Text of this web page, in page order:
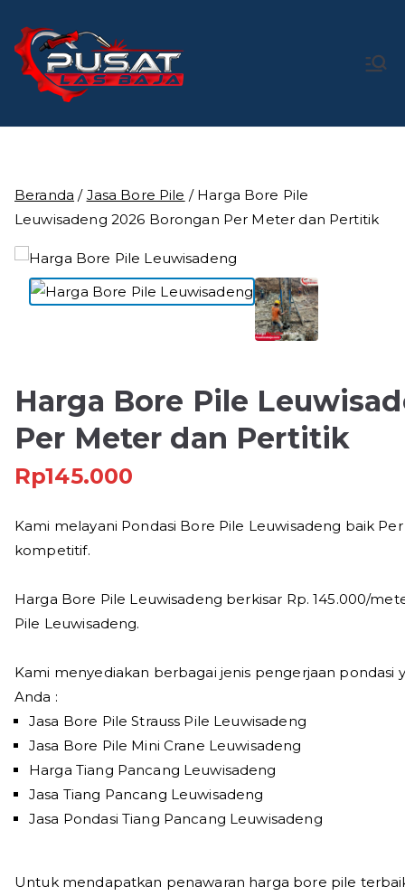
konten
Baja
Pusat Bengkel Las Profesional di Indonesia
Beranda / Jasa Bore Pile / Harga Bore Pile
Leuwisadeng 2026 Borongan Per Meter dan Pertitik
Harga Bore Pile
Per Meter dan Pertitik
Rp145.000
Kami melayani Pondasi Bore Pile Leuwisadeng baik
kompetitif.
Harga Bore Pile Leuwisadeng berkisar Rp. 145.000/
Pile Leuwisadeng.
Kami menyediakan berbagai jenis pengerjaan
Anda :
Jasa Bore Pile Strauss Pile Leuwisadeng
Jasa Bore Pile Mini Crane Leuwisadeng
Harga Tiang Pancang Leuwisadeng
Jasa Tiang Pancang Leuwisadeng
Jasa Pondasi Tiang Pancang Leuwisadeng
Untuk mendapatkan penawaran harga bore pile